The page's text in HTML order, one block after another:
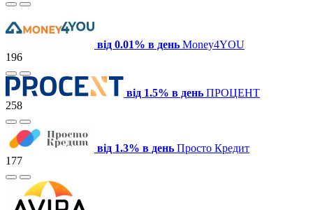
від 0.01% в день Money4YOU
196
від 1.5% в день ПРОЦЕНТ
258
від 1.3% в день Просто Кредит
177